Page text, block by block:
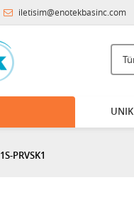
iletisim@enotekbasinc.com
1S-PRVSK1